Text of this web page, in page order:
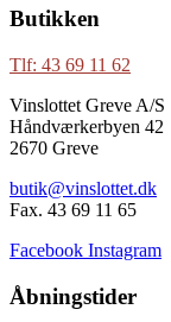
Butikken
Tlf: 43 69 11 62
Vinslottet Greve A/S
Håndværkerbyen 42
2670 Greve
butik@vinslottet.dk
Fax. 43 69 11 65
Facebook Instagram
Åbningstider